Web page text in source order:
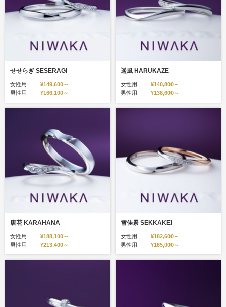
せせらぎ SESERAGI
女性用
¥149,600～
男性用
¥166,100～
遥風 HARUKAZE
女性用
¥140,800～
男性用
¥138,600～
唐花 KARAHANA
女性用
¥188,100～
男性用
¥213,400～
雪佳景 SEKKAKEI
女性用
¥182,600～
男性用
¥165,000～